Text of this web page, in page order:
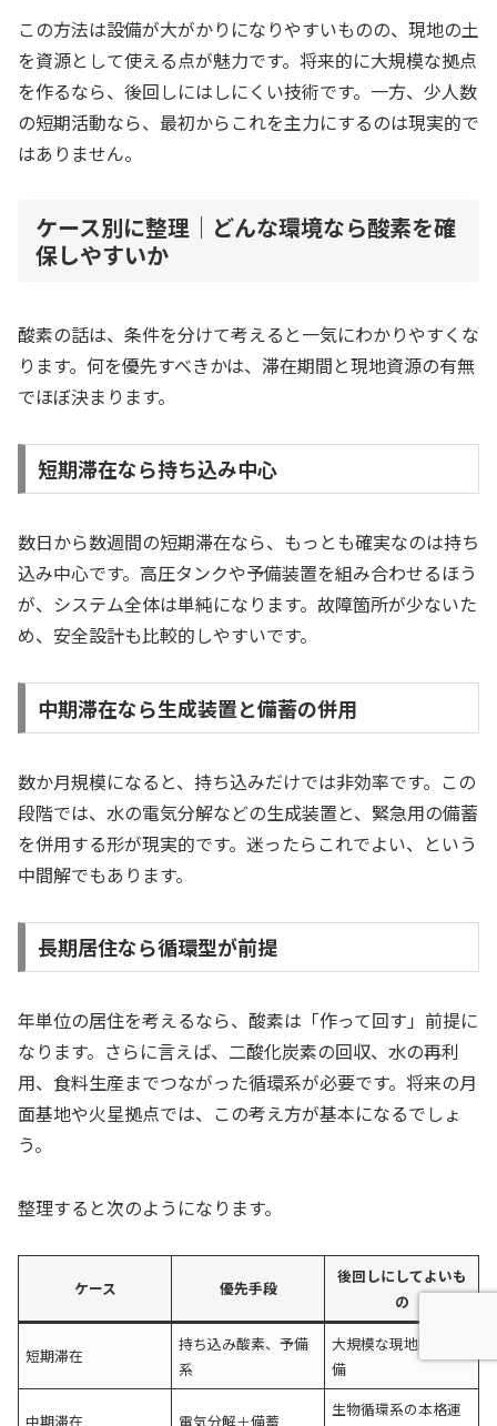
この方法は設備が大がかりになりやすいものの、現地の土
を資源として使える点が魅力です。将来的に大規模な拠点
を作るなら、後回しにはしにくい技術です。一方、少人数
の短期活動なら、最初からこれを主力にするのは現実的で
はありません。
ケース別に整理｜どんな環境なら酸素を確
保しやすいか
酸素の話は、条件を分けて考えると一気にわかりやすくな
ります。何を優先すべきかは、滞在期間と現地資源の有無
でほぼ決まります。
短期滞在なら持ち込み中心
数日から数週間の短期滞在なら、もっとも確実なのは持ち
込み中心です。高圧タンクや予備装置を組み合わせるほう
が、システム全体は単純になります。故障箇所が少ないた
め、安全設計も比較的しやすいです。
中期滞在なら生成装置と備蓄の併用
数か月規模になると、持ち込みだけでは非効率です。この
段階では、水の電気分解などの生成装置と、緊急用の備蓄
を併用する形が現実的です。迷ったらこれでよい、という
中間解でもあります。
長期居住なら循環型が前提
年単位の居住を考えるなら、酸素は「作って回す」前提に
なります。さらに言えば、二酸化炭素の回収、水の再利
用、食料生産までつながった循環系が必要です。将来の月
面基地や火星拠点では、この考え方が基本になるでしょ
う。
整理すると次のようになります。
ケース 優先手段
後回しにしてよいも
の
短期滞在
持ち込み酸素、予備
系
大規模な現地抽出設
備
中期滞在 電気分解＋備蓄
生物循環系の本格運